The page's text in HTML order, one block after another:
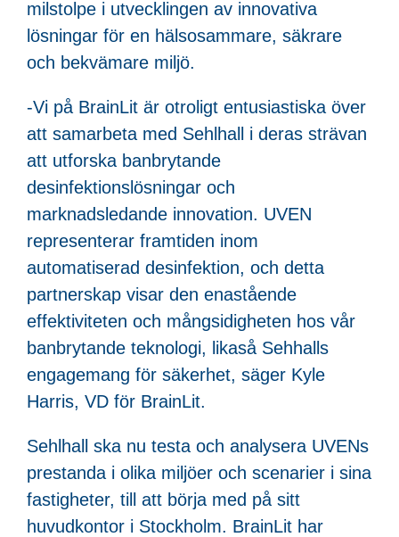
milstolpe i utvecklingen av innovativa
lösningar för en hälsosammare, säkrare
och bekvämare miljö.
-Vi på BrainLit är otroligt entusiastiska över
att samarbeta med Sehlhall i deras strävan
att utforska banbrytande
desinfektionslösningar och
marknadsledande innovation. UVEN
representerar framtiden inom
automatiserad desinfektion, och detta
partnerskap visar den enastående
effektiviteten och mångsidigheten hos vår
banbrytande teknologi, likaså Sehhalls
engagemang för säkerhet, säger Kyle
Harris, VD för BrainLit.
Sehlhall ska nu testa och analysera UVENs
prestanda i olika miljöer och scenarier i sina
fastigheter, till att börja med på sitt
huvudkontor i Stockholm. BrainLit har